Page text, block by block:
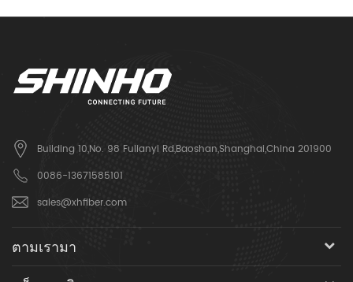
Building 10,No. 98 Fulianyi Rd,Baoshan,Shanghai,China 201900
0086-13671585101
sales@xhfiber.com
ตามเรามา